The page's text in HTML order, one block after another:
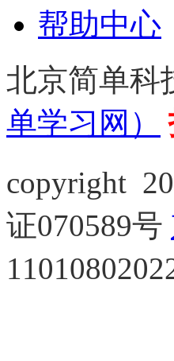
帮助中心
北京简单科
单学习网）
copyright
证070589号